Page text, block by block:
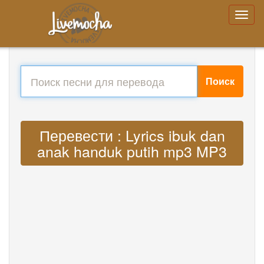
Поиск
Перевести : Lyrics ibuk dan
anak handuk putih mp3 MP3